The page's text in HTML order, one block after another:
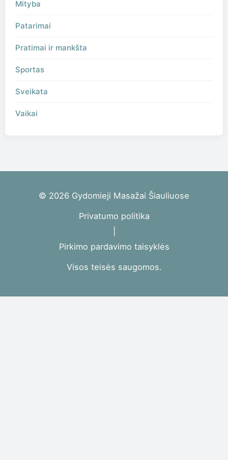
Mityba
Patarimai
Pratimai ir mankšta
Sportas
Sveikata
Vaikai
© 2026 Gydomieji Masažai Šiauliuose
Privatumo politika
Pirkimo pardavimo taisyklės​
Visos teisės saugomos.